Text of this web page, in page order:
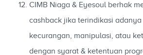
CIMB Niaga & Eyesoul berhak
cashback jika terindikasi
kecurangan, manipulasi, atau
dengan syarat & ketentuan